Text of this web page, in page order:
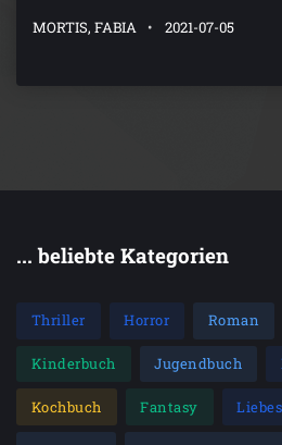
MORTIS, FABIA 2021-07-05
... beliebte Kategorien
Thriller Horror Roman
Kinderbuch Jugendbuch
Kochbuch Fantasy